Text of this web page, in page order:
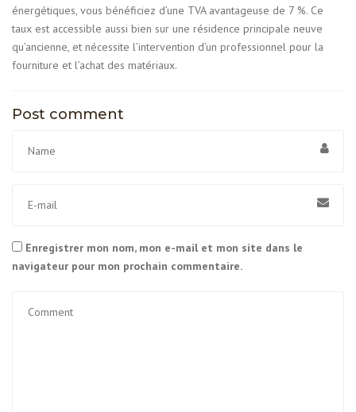
énergétiques, vous bénéficiez d’une TVA avantageuse de 7 %. Ce
taux est accessible aussi bien sur une résidence principale neuve
qu’ancienne, et nécessite l’intervention d’un professionnel pour la
fourniture et l’achat des matériaux.
Post comment
Enregistrer mon nom, mon e-mail et mon site dans le
navigateur pour mon prochain commentaire.